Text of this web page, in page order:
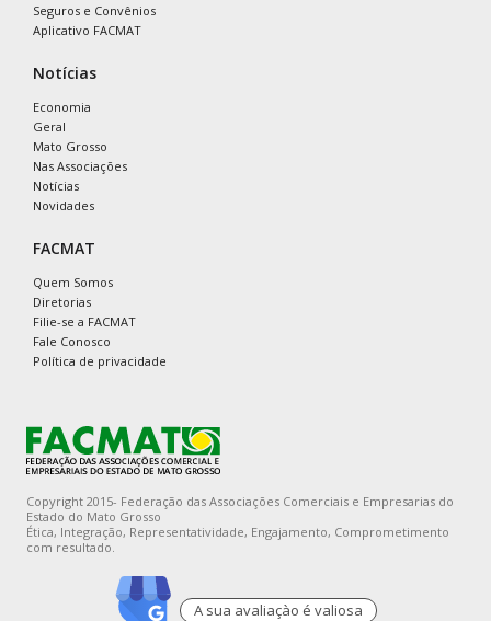
Seguros e Convênios
Aplicativo FACMAT
Notícias
Economia
Geral
Mato Grosso
Nas Associações
Notícias
Novidades
FACMAT
Quem Somos
Diretorias
Filie-se a FACMAT
Fale Conosco
Política de privacidade
Copyright 2015- Federação das Associações Comerciais e Empresarias do
Estado do Mato Grosso
Ética, Integração, Representatividade, Engajamento, Comprometimento
com resultado.
A sua avaliaçào é valiosa